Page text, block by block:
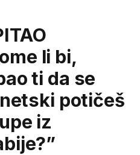
li bi,
ti da se
potičeš
iz